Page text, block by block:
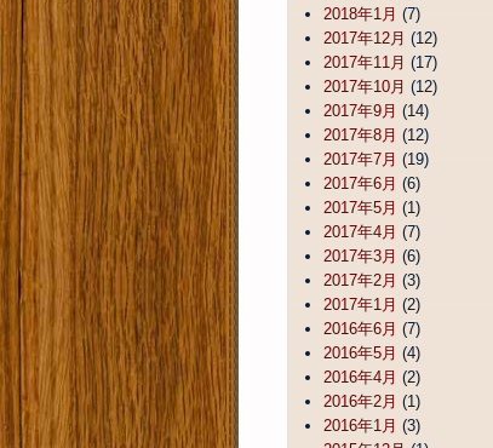
2018年1月 (7)
2017年12月 (12)
2017年11月 (17)
2017年10月 (12)
2017年9月 (14)
2017年8月 (12)
2017年7月 (19)
2017年6月 (6)
2017年5月 (1)
2017年4月 (7)
2017年3月 (6)
2017年2月 (3)
2017年1月 (2)
2016年6月 (7)
2016年5月 (4)
2016年4月 (2)
2016年2月 (1)
2016年1月 (3)